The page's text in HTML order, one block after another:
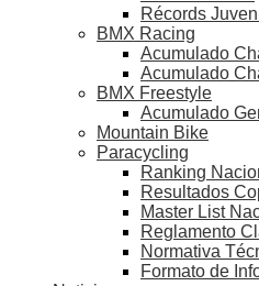
Récords
BMX Racing
Acumulado
Acumulado
BMX Freestyle
Acumulado
Mountain Bike
Paracycling
Ranking
Resultados
Master List
Reglamento
Normativa
Formato de